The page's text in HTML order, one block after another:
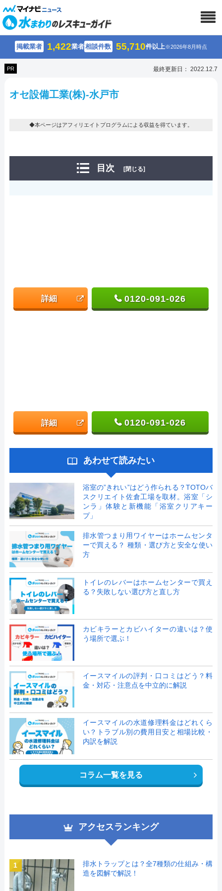
掲載業者 1,422業者相談件数 55,710件以上※2026年8月時点
PR 最終更新日： 2022.12.7
オセ設備工業(株)-水戸市
◆本ページはアフィリエイトプログラムによる収益を得ています。
目次 [閉じる]
詳細 0120-091-026
詳細 0120-091-026
あわせて読みたい
浴室の”きれい”はどう作られる？TOTOバ
スクリエイト佐倉工場を取材。浴室「シ
ンラ」体験と新機能「浴室クリアキー
プ」
排水管つまり用ワイヤーはホームセンタ
ーで買える？ 種類・選び方と安全な使い
方
トイレのレバーはホームセンターで買え
る？失敗しない選び方と直し方
カビキラーとカビハイターの違いは？使
う場所で選ぶ！
イースマイルの評判・口コミはどう？料
金・対応・注意点を中立的に解説
イースマイルの水道修理料金はどれくら
い？トラブル別の費用目安と相場比較・
内訳を解説
コラム一覧を見る
アクセスランキング
1
排水トラップとは？全7種類の仕組み・構
造を図解で解説！